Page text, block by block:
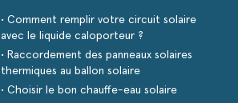
• Comment remplir votre circuit solaire
avec le liquide caloporteur ?
• Raccordement des panneaux solaires
thermiques au ballon solaire
• Choisir le bon chauffe-eau solaire